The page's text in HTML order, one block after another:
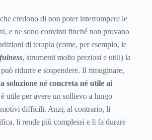
credono di non poter interrompere le
e ne sono convinti finché non provano
di terapia (come, per esempio, le
, strumenti molto preziosi e utili) la
ridurre e sospendere. Il rimuginare,
soluzione né concreta né utile ai
utile per avere un sollievo a lungo
difficili. Anzi, al contrario, li
li rende più complessi e li fa durare